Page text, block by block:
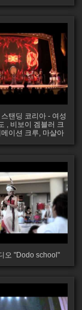
탠딩 코리아 - 여성
, 비보이 겜블러 크
이션 크루, 마샬아
오 "Dodo school"